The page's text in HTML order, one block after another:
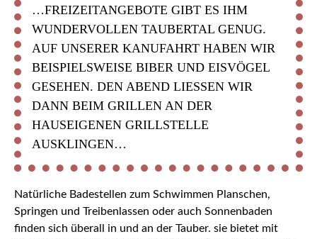
…FREIZEITANGEBOTE GIBT ES IHM
WUNDERVOLLEN TAUBERTAL GENUG.
AUF UNSERER KANUFAHRT HABEN WIR
BEISPIELSWEISE BIBER UND EISVÖGEL
GESEHEN. DEN ABEND LIESSEN WIR D
ANN BEIM GRILLEN AN DER H
AUSEIGENEN GRILLSTELLE A
USKLINGEN…
Natürliche Badestellen zum Schwimmen Planschen,
Springen und Treibenlassen oder auch Sonnenbaden
finden sich überall in und an der Tauber. sie bietet mit